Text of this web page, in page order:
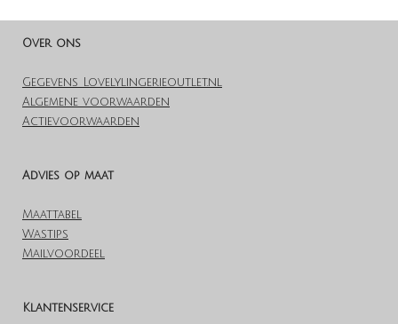
Over ons
Gegevens Lovelylingerieoutlet.nl
Algemene voorwaarden
Actievoorwaarden
Advies op maat
Maattabel
Wastips
Mailvoordeel
Klantenservice